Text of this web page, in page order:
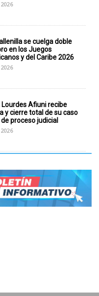
se cuelga doble
en los Juegos
y del Caribe 2026
Afiuni recibe
y cierre total de su caso
proceso judicial